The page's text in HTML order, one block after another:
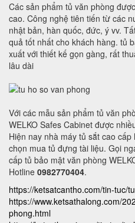
Các sản phẩm tủ văn phòng
cao. Công nghệ tiên tiến từ các
nhật bản, hàn quốc, đức, ý vv.
quả tốt nhất cho khách hàng. tủ
xuất với thiết kế gọn gàng, rất
lâu dài
Với các mẫu sản phẩm tủ văn
WELKO Safes Cabinet được
Hiện nay nhà máy tủ sắt cao
chọn mua tủ đựng tài liệu. Gọi
cấp tủ bảo mật văn phòng
Hotline 0982770404.
https://ketsatcantho.com/tin-tuc/
https://www.ketsathalong.com/
phong.html